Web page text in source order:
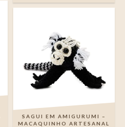
SAGUI EM AMIGURUMI –
MACAQUINHO ARTESANAL